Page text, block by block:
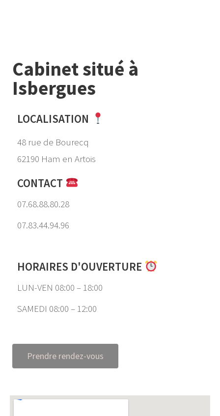
Cabinet situé à
Isbergues
LOCALISATION
48 rue de Bourecq
62190 Ham en Artois
CONTACT
07.68.88.80.28
07.83.44.94.96
HORAIRES D'OUVERTURE
LUN-VEN 08:00 – 18:00
SAMEDI 08:00 – 12:00
Prendre rendez-vous